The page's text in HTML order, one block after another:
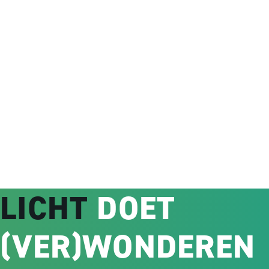
LICHT DOET
(VER)WONDEREN